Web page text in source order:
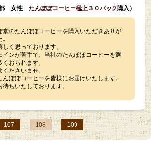
都 女性 たんぽぽコーヒー極上３０パック購入）
堂のたんぽぽコーヒーを購入いただきありが
く思っております。
インが苦手で、当社のたんぽぽコーヒーを選
おられます。
ださいませ。
ぽぽコーヒーを皆様にお届けいたします。
待ちいたしております。
107 108 109